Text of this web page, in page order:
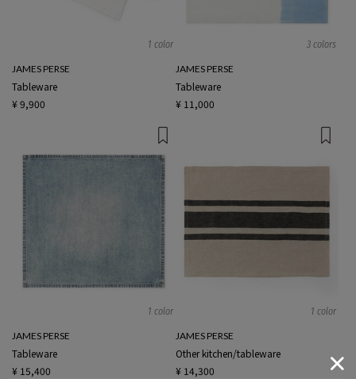
1 color
JAMES PERSE
Tableware
¥ 9,900
3 colors
JAMES PERSE
Tableware
¥ 11,000
1 color
JAMES PERSE
Tableware
¥ 15,400
1 color
JAMES PERSE
Other kitchen/tableware
¥ 14,300